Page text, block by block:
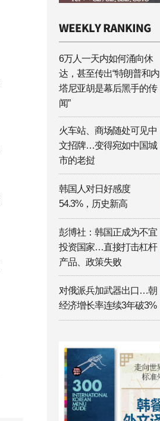
6万人一天内如何涌向休
达，甚至传出“特朗普和内
塔尼亚胡是幕后黑手的传
闻”
火车站、商场随处可见中
文招牌…变得宛如中国城
市的老挝
韩国人对日好感度
54.3%，历史新高
彭博社：韩国正成为不宜
投资国家…直接打击杠杆
产品、政策失败
对俄派兵加武器出口…朝
经济增长率连续3年破3%